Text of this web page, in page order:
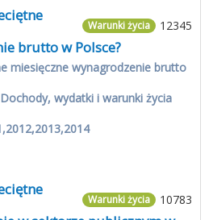
12345
Warunki życia
brutto w Polsce?
miesięczne wynagrodzenie brutto
wydatki i warunki życia
10783
Warunki życia